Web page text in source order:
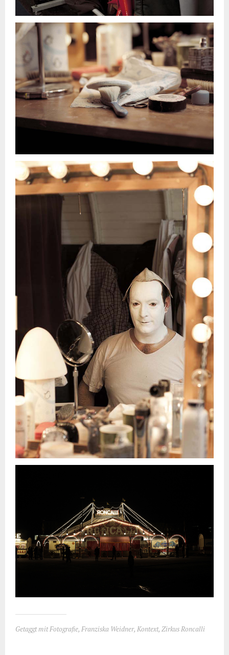
Getaggt mitFotografie, Franziska Weidner, Kontext, Zirkus Roncalli